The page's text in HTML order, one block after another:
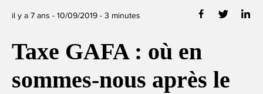
il y a 7 ans - 10/09/2019 - 3 minutes
Taxe GAFA : où en
sommes-nous après le